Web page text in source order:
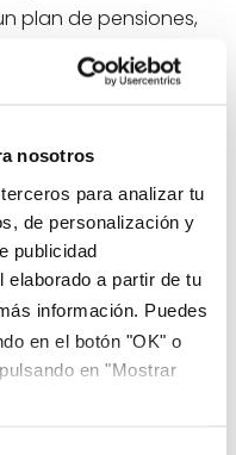
nosotros
para analizar tu
de personalización y
publicidad
elaborado a partir de tu
información. Puedes
en el botón "OK" o
en "Mostrar
plan de pensiones,
al de una
menos vinculación.
cada oferta.
losproductos
anticipada.
según tuperfil